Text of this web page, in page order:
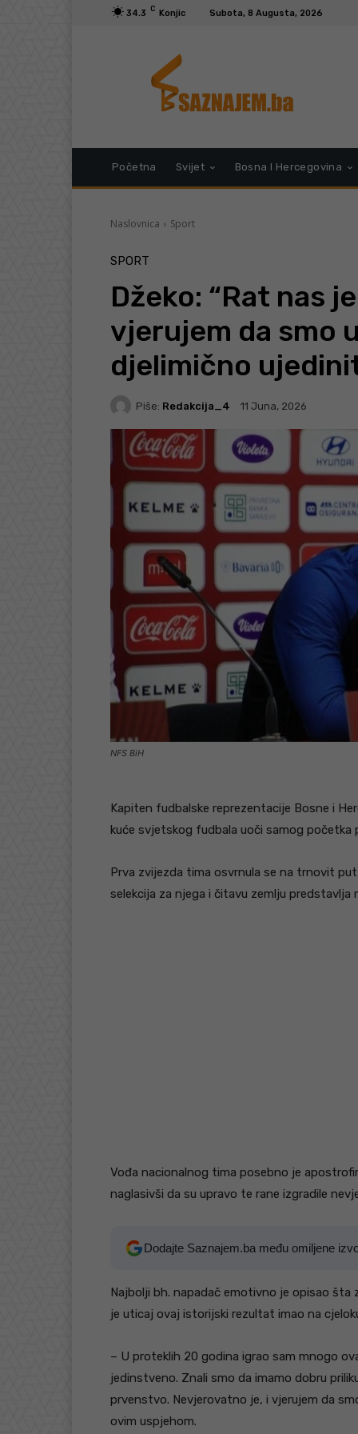
34.3 C Konjic Subota, 8 Augusta, 2026
Početna Svijet Bosna I Hercegovina
Naslovnica Sport
SPORT
Džeko: “Rat nas
vjerujem da smo
djelimično
Piše: Redakcija_4 11 Juna, 2026
NFS BiH
Kapiten fudbalske reprezentacije Bosne i
kuće svjetskog fudbala uoči samog početka
Prva zvijezda tima osvrnula se na trnovit
selekcija za njega i čitavu zemlju
Vođa nacionalnog tima posebno je
naglasivši da su upravo te rane izgradile
Dodajte Saznajem.ba među omiljene
Najbolji bh. napadač emotivno je opisao šta
je uticaj ovaj istorijski rezultat imao na
– U proteklih 20 godina igrao sam mnogo
jedinstveno. Znali smo da imamo dobru
prvenstvo. Nevjerovatno je, i vjerujem da
ovim uspjehom.